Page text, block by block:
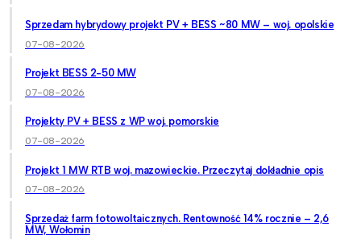
Sprzedam hybrydowy projekt PV + BESS ~80 MW – woj. opolskie
07-08-2026
Projekt BESS 2-50 MW
07-08-2026
Projekty PV + BESS z WP woj. pomorskie
07-08-2026
Projekt 1 MW RTB woj. mazowieckie. Przeczytaj dokładnie opis
07-08-2026
Sprzedaż farm fotowoltaicznych. Rentowność 14% rocznie – 2,6
MW, Wołomin